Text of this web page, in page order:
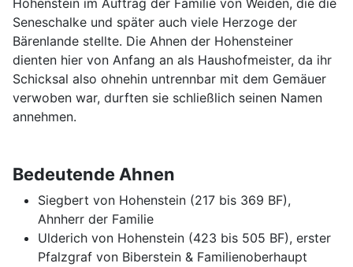
Hohenstein im Auftrag der Familie von Weiden, die die
Seneschalke und später auch viele Herzoge der
Bärenlande stellte. Die Ahnen der Hohensteiner
dienten hier von Anfang an als Haushofmeister, da ihr
Schicksal also ohnehin untrennbar mit dem Gemäuer
verwoben war, durften sie schließlich seinen Namen
annehmen.
Bedeutende Ahnen
Siegbert von Hohenstein (217 bis 369 BF),
Ahnherr der Familie
Ulderich von Hohenstein (423 bis 505 BF), erster
Pfalzgraf von Biberstein & Familienoberhaupt